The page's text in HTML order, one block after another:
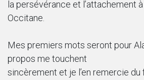
la persévérance et l’attachement
Occitane.
Mes premiers mots seront pour
propos me touchent
sincèrement et je l’en remercie